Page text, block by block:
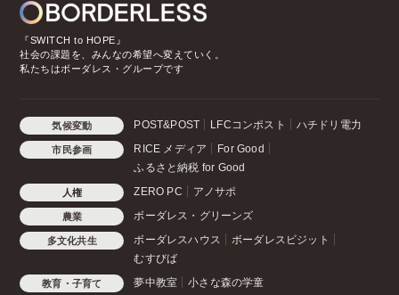
『SWITCH to HOPE』
社会の課題を、みんなの希望へ変えていく。
私たちはボーダレス・グループです
気候変動 POST&POST LFCコンポスト ハチドリ電力
市民参画 RICE メディア
For Good
ふるさと納税 for Good
人権 ZERO PC アノサポ
農業 ボーダレス・グリーンズ
多文化共生 ボーダレスハウス
ボーダレスビジット
むすびば
教育・子育て 夢中教室 小さな森の学童